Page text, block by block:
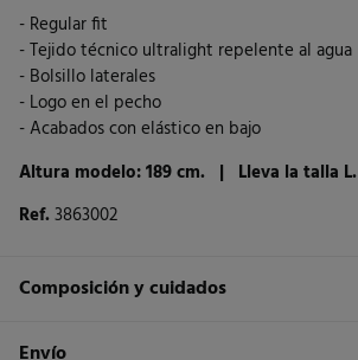
- Regular fit
- Tejido técnico ultralight repelente al agua
- Bolsillo laterales
- Logo en el pecho
- Acabados con elástico en bajo
Altura modelo: 189 cm. | Lleva la talla L.
Ref.3863002
Composición y cuidados
Composición
Envío